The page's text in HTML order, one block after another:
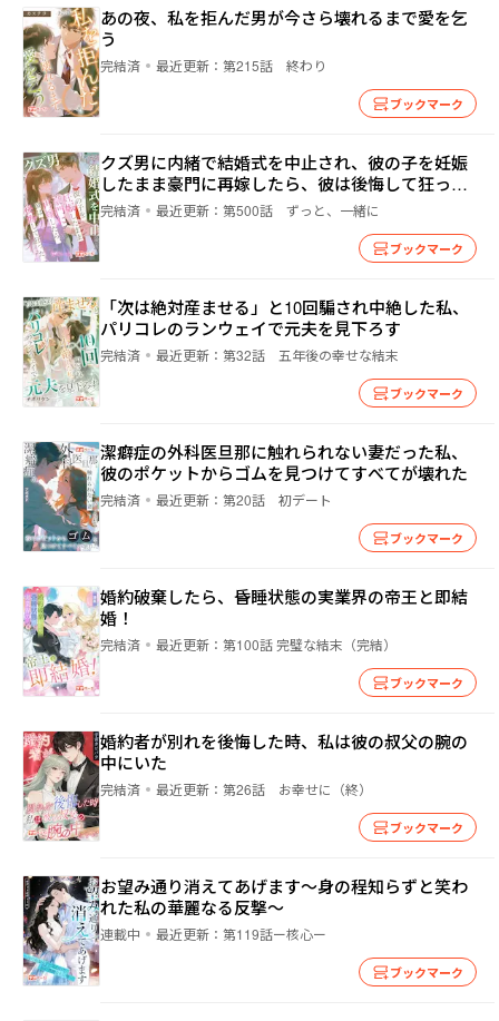
あの夜、私を拒んだ男が今さら壊れるまで愛を乞
う
完結済 最近更新： 第215話 終わり
ブックマーク
クズ男に内緒で結婚式を中止され、彼の子を妊娠
したまま豪門に再嫁したら、彼は後悔して狂っ
た。
完結済 最近更新： 第500話 ずっと、一緒に
ブックマーク
「次は絶対産ませる」と10回騙され中絶した私、
パリコレのランウェイで元夫を見下ろす
完結済 最近更新： 第32話 五年後の幸せな結末
ブックマーク
潔癖症の外科医旦那に触れられない妻だった私、
彼のポケットからゴムを見つけてすべてが壊れた
完結済 最近更新： 第20話 初デート
ブックマーク
婚約破棄したら、昏睡状態の実業界の帝王と即結
婚！
完結済 最近更新： 第100話 完璧な結末（完結）
ブックマーク
婚約者が別れを後悔した時、私は彼の叔父の腕の
中にいた
完結済 最近更新： 第26話 お幸せに（終）
ブックマーク
お望み通り消えてあげます～身の程知らずと笑わ
れた私の華麗なる反撃～
連載中 最近更新： 第119話ー核心ー
ブックマーク